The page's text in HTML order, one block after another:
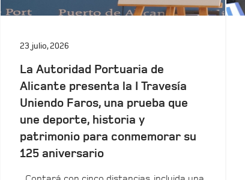
23 julio, 2026
La Autoridad Portuaria de
Alicante presenta la I Travesía
Uniendo Faros, una prueba que
une deporte, historia y
patrimonio para conmemorar su
125 aniversario